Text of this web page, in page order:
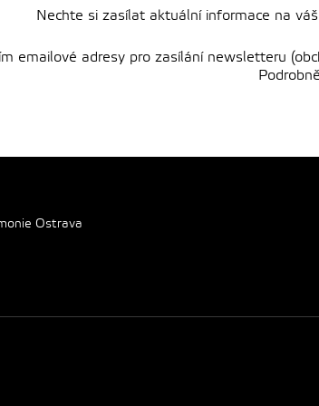
Nechte si zasílat aktuální informace na
emailové adresy pro zasílání newsletteru
Ostrava